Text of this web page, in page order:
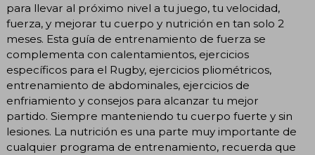
para llevar al próximo nivel a tu juego, tu velocidad,
fuerza, y mejorar tu cuerpo y nutrición en tan solo 2
meses. Esta guía de entrenamiento de fuerza se
complementa con calentamientos, ejercicios
específicos para el Rugby, ejercicios pliométricos,
entrenamiento de abdominales, ejercicios de
enfriamiento y consejos para alcanzar tu mejor
partido. Siempre manteniendo tu cuerpo fuerte y sin
lesiones. La nutrición es una parte muy importante de
cualquier programa de entrenamiento, recuerda que